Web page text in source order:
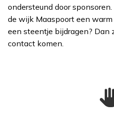
ondersteund door
de wijk Maaspoort een
een steentje bijdragen? Dan
contact komen.